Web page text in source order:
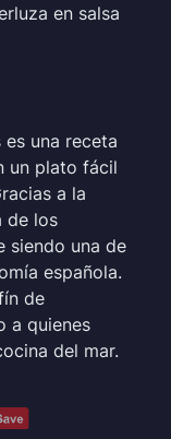
en salsa
una receta
un plato fácil
a la
de los
siendo una de
española.
de
a quienes
del mar.